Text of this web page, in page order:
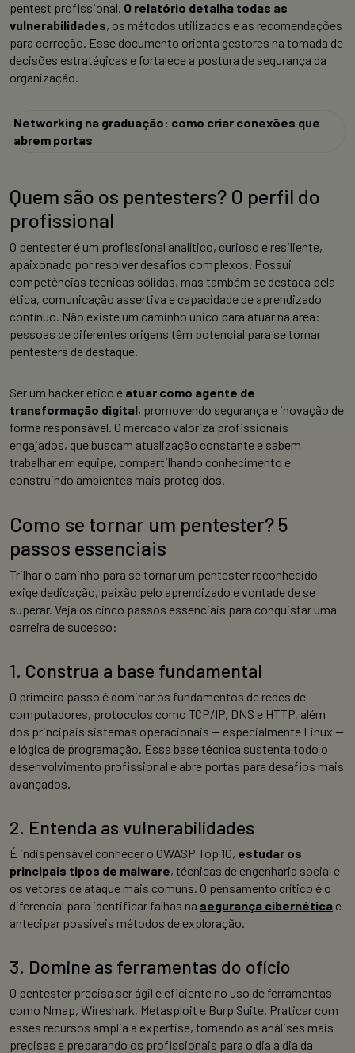
pentest profissional. O relatório detalha todas as
vulnerabilidades, os métodos utilizados e as recomendações
para correção. Esse documento orienta gestores na tomada de
decisões estratégicas e fortalece a postura de segurança da
organização.
Networking na graduação: como criar conexões que
abrem portas
Quem são os pentesters? O perfil do
profissional
O pentester é um profissional analítico, curioso e resiliente,
apaixonado por resolver desafios complexos. Possui
competências técnicas sólidas, mas também se destaca pela
ética, comunicação assertiva e capacidade de aprendizado
contínuo. Não existe um caminho único para atuar na área:
pessoas de diferentes origens têm potencial para se tornar
pentesters de destaque.
Ser um hacker ético é atuar como agente de
transformação digital, promovendo segurança e inovação de
forma responsável. O mercado valoriza profissionais
engajados, que buscam atualização constante e sabem
trabalhar em equipe, compartilhando conhecimento e
construindo ambientes mais protegidos.
Como se tornar um pentester? 5
passos essenciais
Trilhar o caminho para se tornar um pentester reconhecido
exige dedicação, paixão pelo aprendizado e vontade de se
superar. Veja os cinco passos essenciais para conquistar uma
carreira de sucesso:
1. Construa a base fundamental
O primeiro passo é dominar os fundamentos de redes de
computadores, protocolos como TCP/IP, DNS e HTTP, além
dos principais sistemas operacionais — especialmente Linux —
e lógica de programação. Essa base técnica sustenta todo o
desenvolvimento profissional e abre portas para desafios mais
avançados.
2. Entenda as vulnerabilidades
É indispensável conhecer o OWASP Top 10, estudar os
principais tipos de malware, técnicas de engenharia social e
os vetores de ataque mais comuns. O pensamento crítico é o
diferencial para identificar falhas na segurança cibernética e
antecipar possíveis métodos de exploração.
3. Domine as ferramentas do ofício
O pentester precisa ser ágil e eficiente no uso de ferramentas
como Nmap, Wireshark, Metasploit e Burp Suite. Praticar com
esses recursos amplia a expertise, tornando as análises mais
precisas e preparando os profissionais para o dia a dia da